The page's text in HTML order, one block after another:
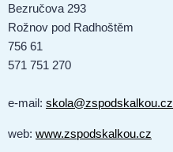
Bezručova 293
Rožnov pod Radhoštěm
756 61
571 751 270
e-mail: skola@zspodskalkou.cz
web: www.zspodskalkou.cz